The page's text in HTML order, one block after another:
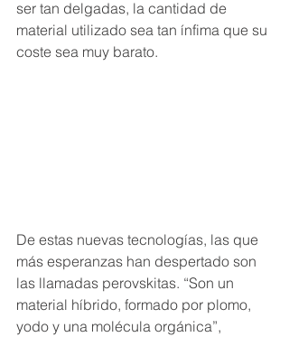
ser tan delgadas, la cantidad de
material utilizado sea tan ínfima que su
coste sea muy barato.
De estas nuevas tecnologías, las que
más esperanzas han despertado son
las llamadas perovskitas. “Son un
material híbrido, formado por plomo,
yodo y una molécula orgánica”,